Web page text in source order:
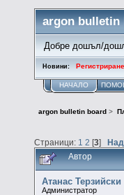
argon bulletin
Добре дошъл/
Новини:
НАЧАЛО
argon bulletin board >
Страници: 1 2 [3]
Автор
Атанас Терзийски
Администратор